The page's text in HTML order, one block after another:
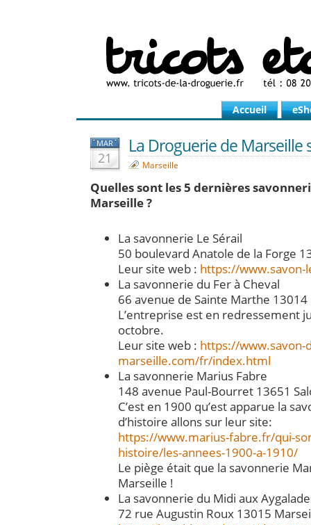
Accueil
MAR
21
La Droguerie de Marseille
Marseille
Quelles sont les 5 dernières
Marseille ?
La savonnerie Le Sérail
50 boulevard Anatole de la Forge
Leur site web : https://www.savon-
La savonnerie du Fer à Cheval
66 avenue de Sainte Marthe
L’entreprise est en redressement
octobre.
Leur site web : https://www.savon-
marseille.com/fr/index.html
La savonnerie Marius Fabre
148 avenue Paul-Bourret 13651
C’est en 1900 qu’est apparue la
d’histoire allons sur leur site:
https://www.marius-fabre.fr/qui-
histoire/les-annees-1900-a-1910/
Le piège était que la savonnerie
Marseille !
La savonnerie du Midi aux
72 rue Augustin Roux 13015